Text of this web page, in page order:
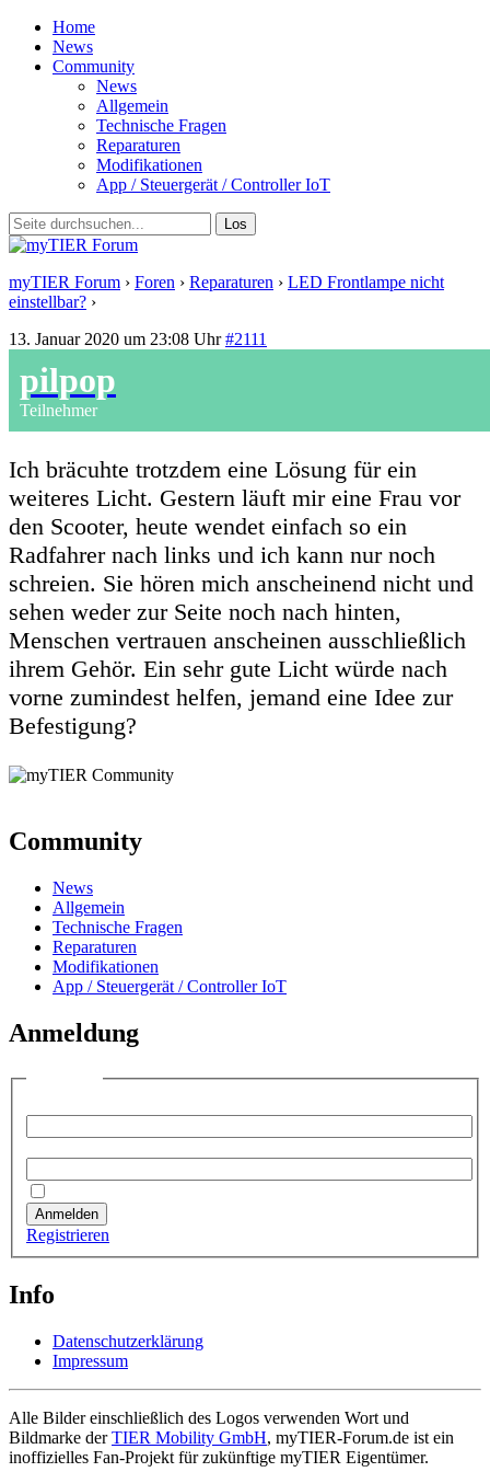
Home
News
Community
News
Allgemein
Technische Fragen
Reparaturen
Modifikationen
App / Steuergerät / Controller IoT
myTIER Forum › Foren › Reparaturen › LED Frontlampe nicht
einstellbar? ›
13. Januar 2020 um 23:08 Uhr #2111
pilpop
Teilnehmer
Ich bräcuhte trotzdem eine Lösung für ein
weiteres Licht. Gestern läuft mir eine Frau vor
den Scooter, heute wendet einfach so ein
Radfahrer nach links und ich kann nur noch
schreien. Sie hören mich anscheinend nicht und
sehen weder zur Seite noch nach hinten,
Menschen vertrauen anscheinen ausschließlich
ihrem Gehör. Ein sehr gute Licht würde nach
vorne zumindest helfen, jemand eine Idee zur
Befestigung?
Community
News
Allgemein
Technische Fragen
Reparaturen
Modifikationen
App / Steuergerät / Controller IoT
Anmeldung
Anmelden
Registrieren
Info
Datenschutzerklärung
Impressum
Alle Bilder einschließlich des Logos verwenden Wort und
Bildmarke derTIER Mobility GmbH, myTIER-Forum.de ist ein
inoffizielles Fan-Projekt für zukünftige myTIER Eigentümer.